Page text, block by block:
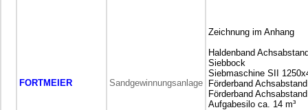
FORTMEIER Sandgewinnungsanlage
Zeichnung im Anhang
Haldenband
Siebbock
Siebmaschine SII
Förderband
Förderband
Aufgabesilo ca. 14 m³